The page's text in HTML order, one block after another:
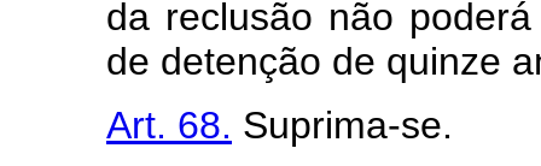
da reclusão não
de detenção de quinze
Art. 68. Suprima-se.